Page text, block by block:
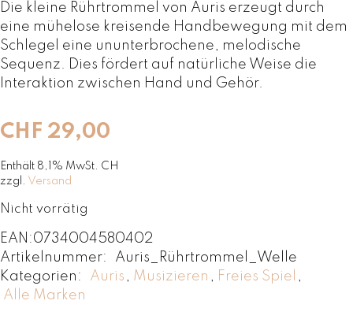
CHF 29,00
Enthält 8,1% MwSt. CH
zzgl. Versand
Die kleine Rührtrommel von Auris erzeugt durch
eine mühelose kreisende Handbewegung mit dem
Schlegel eine ununterbrochene, melodische
Sequenz. Dies fördert auf natürliche Weise die
Interaktion zwischen Hand und Gehör.
Nicht vorrätig
EAN:0734004580402
Artikelnummer:
Auris_Rührtrommel_Welle
Kategorien:
Auris , Musizieren , Freies Spiel ,
Alle Marken